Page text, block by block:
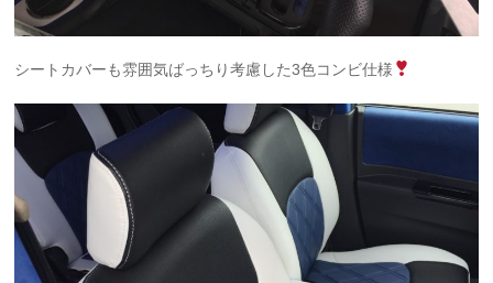
シートカバーも雰囲気ばっちり考慮した3色コンビ仕様